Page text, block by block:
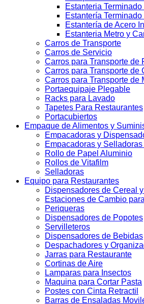
Estanteria
Estantería
Estantería de Acero
Estanteria Metro y
Carros de Transporte
Carros de Servicio
Carros para Transporte de
Carros para Transporte de
Carros para Transporte de
Portaequipaje Plegable
Racks para Lavado
Tapetes Para Restaurantes
Portacubiertos
Empaque de Alimentos y
Empacadoras y
Empacadoras y
Rollo de Papel Aluminio
Rollos de Vitafilm
Selladoras
Equipo para Restaurantes
Dispensadores de Cereal
Estaciones de Cambio
Periqueras
Dispensadores de Popotes
Servilleteros
Dispensadores de Bebidas
Despachadores y
Jarras para Restaurante
Cortinas de Aire
Lamparas para Insectos
Maquina para Cortar Pasta
Postes con Cinta Retractil
Barras de Ensaladas